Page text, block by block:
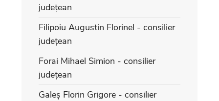
județean
Filipoiu Augustin Florinel - consilier
județean
Forai Mihael Simion - consilier
județean
Galeș Florin Grigore - consilier